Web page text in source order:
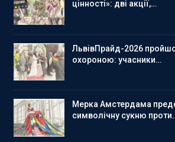
цінності»: дві акції,…
ЛьвівПрайд-2026
охороною: учасники…
Мерка Амстердама
символічну сукню